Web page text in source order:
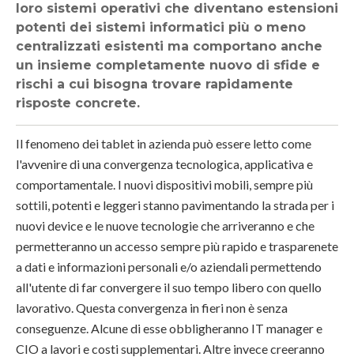
loro sistemi operativi che diventano estensioni
potenti dei sistemi informatici più o meno
centralizzati esistenti ma comportano anche
un insieme completamente nuovo di sfide e
rischi a cui bisogna trovare rapidamente
risposte concrete.
Il fenomeno dei tablet in azienda può essere letto come
l'avvenire di una convergenza tecnologica, applicativa e
comportamentale. I nuovi dispositivi mobili, sempre più
sottili, potenti e leggeri stanno pavimentando la strada per i
nuovi device e le nuove tecnologie che arriveranno e che
permetteranno un accesso sempre più rapido e trasparenete
a dati e informazioni personali e/o aziendali permettendo
all'utente di far convergere il suo tempo libero con quello
lavorativo. Questa convergenza in fieri non è senza
conseguenze. Alcune di esse obbligheranno IT manager e
CIO a lavori e costi supplementari. Altre invece creeranno